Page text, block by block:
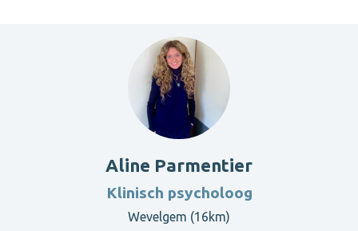
Aline Parmentier
Klinisch psycholoog
Wevelgem (16km)